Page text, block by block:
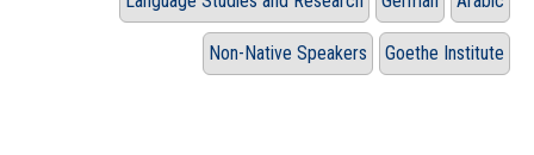
Non-Native Speakers Goethe Institute